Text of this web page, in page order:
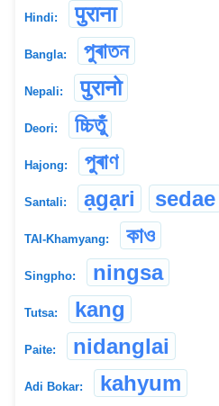
Hindi: पुराना
Bangla: পুৰাতন
Nepali: पुरानो
Deori: চ্চিতুঁ
Hajong: পুৰাণ
Santali: ạgạri sedae
TAI-Khamyang: কাও
Singpho: ningsa
Tutsa: kang
Paite: nidanglai
Adi Bokar: kahyum